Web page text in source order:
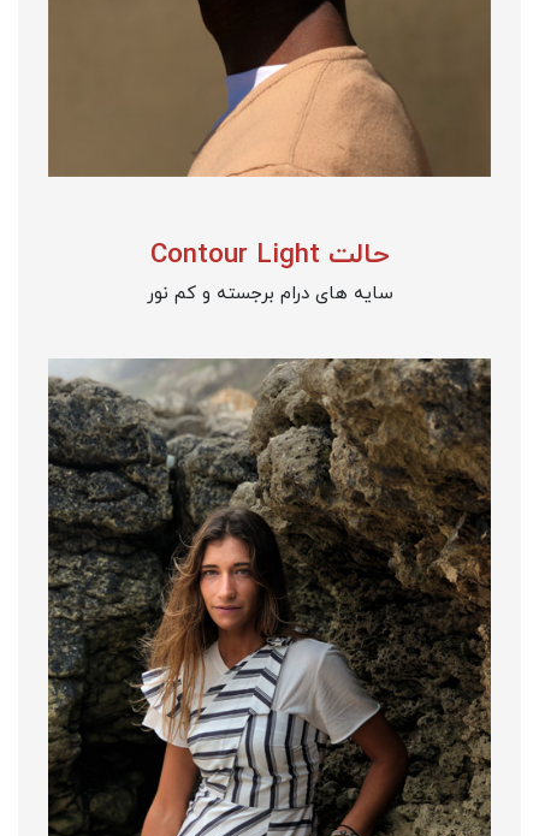
حالت Contour Light
سایه های درام برجسته و کم نور